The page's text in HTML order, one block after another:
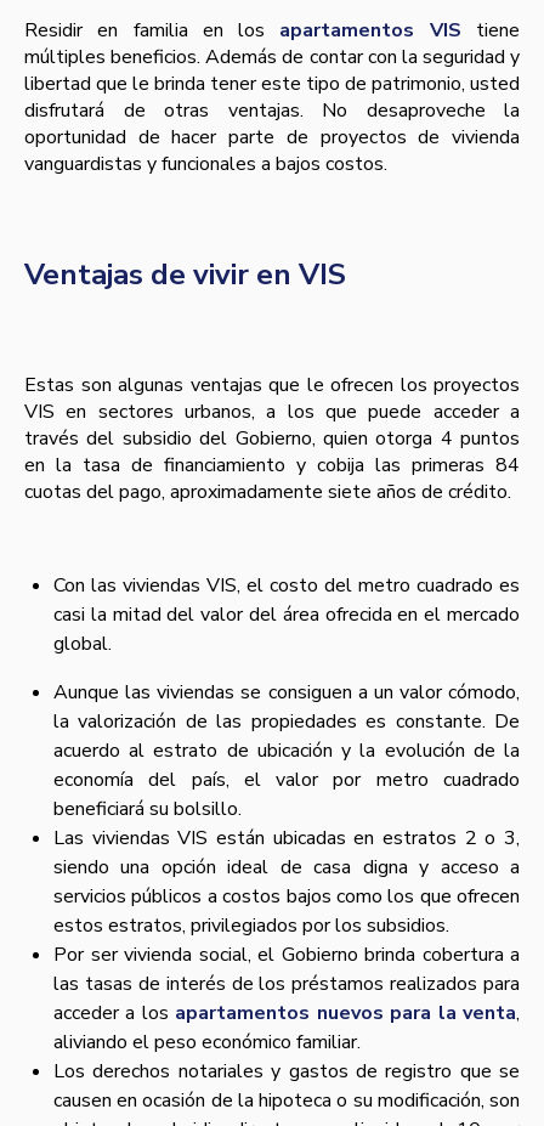
Residir en familia en los apartamentos VIS tiene
múltiples beneficios. Además de contar con la seguridad y
libertad que le brinda tener este tipo de patrimonio, usted
disfrutará de otras ventajas. No desaproveche la
oportunidad de hacer parte de proyectos de vivienda
vanguardistas y funcionales a bajos costos.
Ventajas de vivir en VIS
Estas son algunas ventajas que le ofrecen los proyectos
VIS en sectores urbanos, a los que puede acceder a
través del subsidio del Gobierno, quien otorga 4 puntos
en la tasa de financiamiento y cobija las primeras 84
cuotas del pago, aproximadamente siete años de crédito.
Con las viviendas VIS, el costo del metro cuadrado es
casi la mitad del valor del área ofrecida en el mercado
global.
Aunque las viviendas se consiguen a un valor cómodo,
la valorización de las propiedades es constante. De
acuerdo al estrato de ubicación y la evolución de la
economía del país, el valor por metro cuadrado
beneficiará su bolsillo.
Las viviendas VIS están ubicadas en estratos 2 o 3,
siendo una opción ideal de casa digna y acceso a
servicios públicos a costos bajos como los que ofrecen
estos estratos, privilegiados por los subsidios.
Por ser vivienda social, el Gobierno brinda cobertura a
las tasas de interés de los préstamos realizados para
acceder a los apartamentos nuevos para la venta,
aliviando el peso económico familiar.
Los derechos notariales y gastos de registro que se
causen en ocasión de la hipoteca o su modificación, son